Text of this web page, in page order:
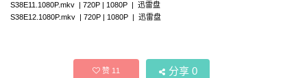
S38E11.1080P.mkv | 720P | 1080P | 迅雷盘
S38E12.1080P.mkv | 720P | 1080P | 迅雷盘
赞11 分享 0